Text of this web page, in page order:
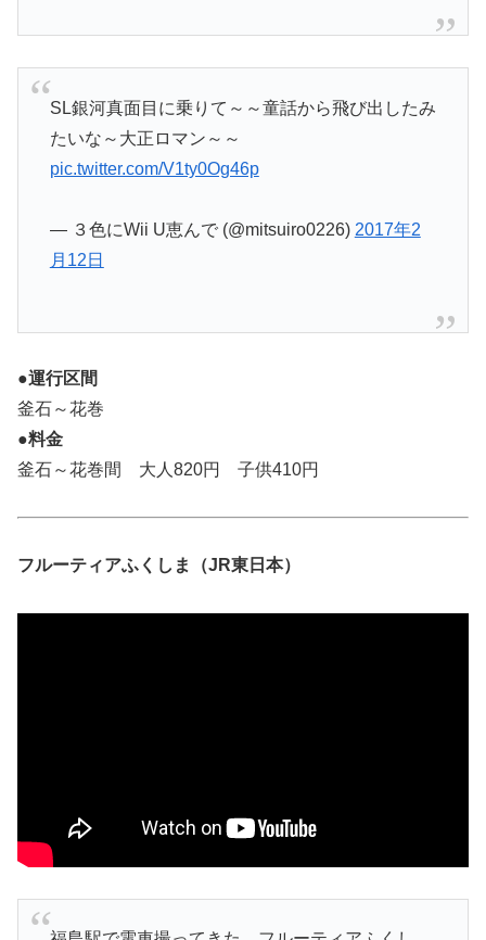
SL銀河真面目に乗りて～～童話から飛び出したみ
たいな～大正ロマン～～
pic.twitter.com/V1ty0Og46p
— ３色にWii U恵んで (@mitsuiro0226) 2017年2
月12日
●運行区間
釜石～花巻
●料金
釜石～花巻間 大人820円 子供410円
フルーティアふくしま（JR東日本）